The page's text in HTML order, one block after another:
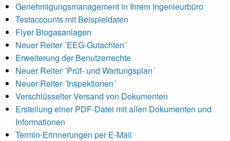
Genehmigungsmanagement in Ihrem Ingenieurbüro
Testaccounts mit Beispieldaten
Flyer Biogasanlagen
Neuer Reiter ´EEG-Gutachten´
Erweiterung der Benutzerrechte
Neuer Reiter ´Prüf- und Wartungsplan´
Neuer Reiter ´Inspektionen´
Verschlüsselter Versand von Dokumenten
Erstellung einer PDF-Datei mit allen Dokumenten und
Informationen
Termin-Erinnerungen per E-Mail